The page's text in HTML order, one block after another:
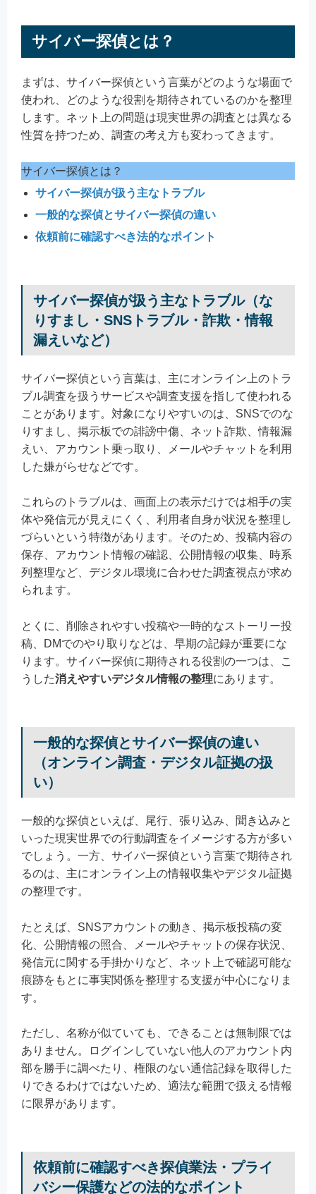
サイバー探偵とは？
まずは、サイバー探偵という言葉がどのような場面で
使われ、どのような役割を期待されているのかを整理
します。ネット上の問題は現実世界の調査とは異なる
性質を持つため、調査の考え方も変わってきます。
サイバー探偵とは？
サイバー探偵が扱う主なトラブル
一般的な探偵とサイバー探偵の違い
依頼前に確認すべき法的なポイント
サイバー探偵が扱う主なトラブル（な
りすまし・SNSトラブル・詐欺・情報
漏えいなど）
サイバー探偵という言葉は、主にオンライン上のトラ
ブル調査を扱うサービスや調査支援を指して使われる
ことがあります。対象になりやすいのは、SNSでのな
りすまし、掲示板での誹謗中傷、ネット詐欺、情報漏
えい、アカウント乗っ取り、メールやチャットを利用
した嫌がらせなどです。
これらのトラブルは、画面上の表示だけでは相手の実
体や発信元が見えにくく、利用者自身が状況を整理し
づらいという特徴があります。そのため、投稿内容の
保存、アカウント情報の確認、公開情報の収集、時系
列整理など、デジタル環境に合わせた調査視点が求め
られます。
とくに、削除されやすい投稿や一時的なストーリー投
稿、DMでのやり取りなどは、早期の記録が重要にな
ります。サイバー探偵に期待される役割の一つは、こ
うした消えやすいデジタル情報の整理にあります。
一般的な探偵とサイバー探偵の違い
（オンライン調査・デジタル証拠の扱
い）
一般的な探偵といえば、尾行、張り込み、聞き込みと
いった現実世界での行動調査をイメージする方が多い
でしょう。一方、サイバー探偵という言葉で期待され
るのは、主にオンライン上の情報収集やデジタル証拠
の整理です。
たとえば、SNSアカウントの動き、掲示板投稿の変
化、公開情報の照合、メールやチャットの保存状況、
発信元に関する手掛かりなど、ネット上で確認可能な
痕跡をもとに事実関係を整理する支援が中心になりま
す。
ただし、名称が似ていても、できることは無制限では
ありません。ログインしていない他人のアカウント内
部を勝手に調べたり、権限のない通信記録を取得した
りできるわけではないため、適法な範囲で扱える情報
に限界があります。
依頼前に確認すべき探偵業法・プライ
バシー保護などの法的なポイント